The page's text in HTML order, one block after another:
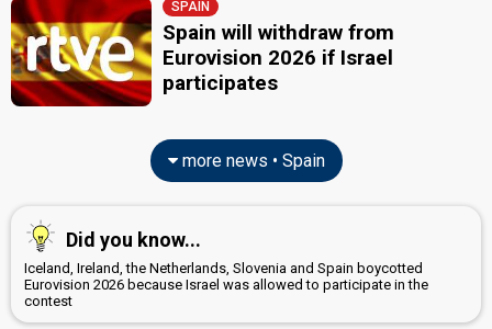
SPAIN
Spain will withdraw from
Eurovision 2026 if Israel
participates
more news • Spain
Did you know...
Iceland, Ireland, the Netherlands, Slovenia and Spain boycotted
Eurovision 2026 because Israel was allowed to participate in the
contest